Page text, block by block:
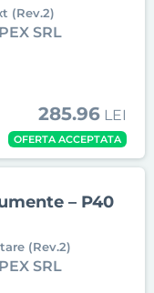
(Rev.2)
SRL
285.96 LEI
OFERTA ACCEPTATA
– P40
(Rev.2)
SRL